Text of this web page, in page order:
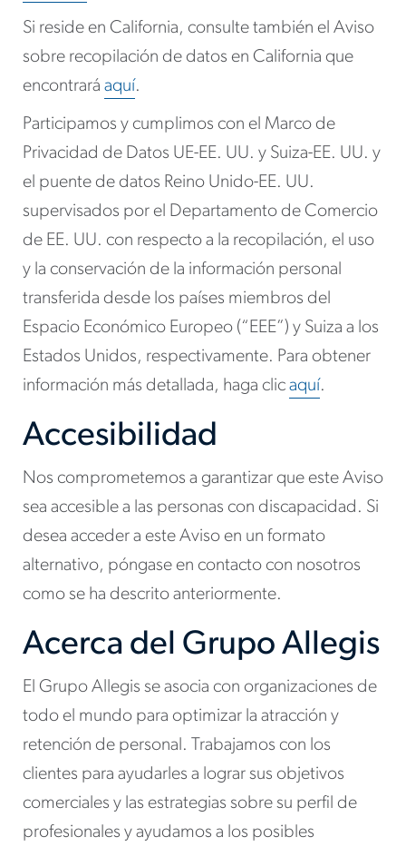
Si reside en California, consulte también el Aviso
sobre recopilación de datos en California que
encontrará aquí.
Participamos y cumplimos con el Marco de
Privacidad de Datos UE-EE. UU. y Suiza-EE. UU. y
el puente de datos Reino Unido-EE. UU.
supervisados por el Departamento de Comercio
de EE. UU. con respecto a la recopilación, el uso
y la conservación de la información personal
transferida desde los países miembros del
Espacio Económico Europeo (“EEE”) y Suiza a los
Estados Unidos, respectivamente. Para obtener
información más detallada, haga clic aquí.
Accesibilidad
Nos comprometemos a garantizar que este Aviso
sea accesible a las personas con discapacidad. Si
desea acceder a este Aviso en un formato
alternativo, póngase en contacto con nosotros
como se ha descrito anteriormente.
Acerca del Grupo Allegis
El Grupo Allegis se asocia con organizaciones de
todo el mundo para optimizar la atracción y
retención de personal. Trabajamos con los
clientes para ayudarles a lograr sus objetivos
comerciales y las estrategias sobre su perfil de
profesionales y ayudamos a los posibles